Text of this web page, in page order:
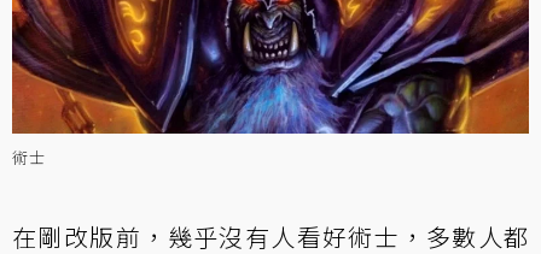
術士
在剛改版前，幾乎沒有人看好術士，多數人都